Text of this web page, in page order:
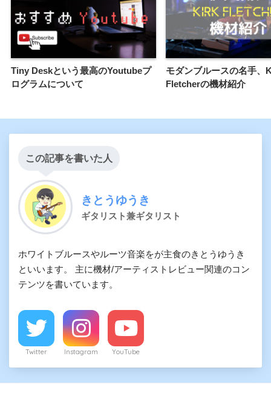
Tiny Deskという最高のYoutubeプ
ログラムについて
モダンブルースの名手、
Fletcherの機材紹介
この記事を書いた人
きとうゆうき
ギタリスト兼ギタリスト
ホワイトブルースやルーツ音楽をが主食のきとうゆうき
といいます。 主に機材/アーティストレビュー関連のコン
テンツを書いています。
Twitter Instagram YouTube